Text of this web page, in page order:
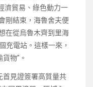
濟貿易、綠色動力一
剛結束，海魯舍夫便
在從烏魯木齊到里海
充電站。這樣一來，
物”。
首見證簽署高質量共